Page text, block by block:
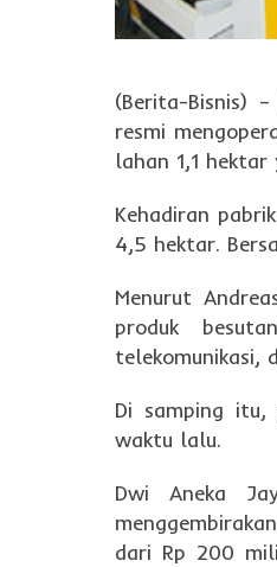
(Berita-Bisnis)
resmi
lahan 1,1
Kehadiran
4,5 hektar.
Menurut
produk
telekomunikasi,
Di samping itu,
waktu lalu.
Dwi Aneka
dari Rp 200